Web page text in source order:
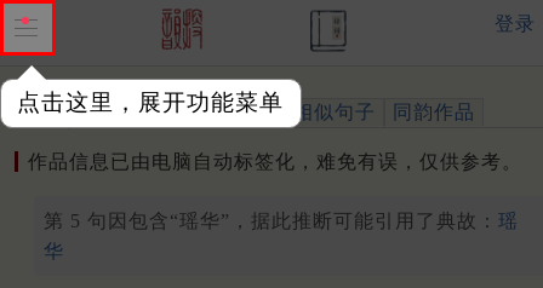
点击这里，展开功能菜单
登录
作品 标注四声 出处、引用 相似句子 同韵作品
作品信息已由电脑自动标签化，难免有误，仅供参考。
第 5 句因包含“瑶华”，据此推断可能引用了典故： 瑶
华